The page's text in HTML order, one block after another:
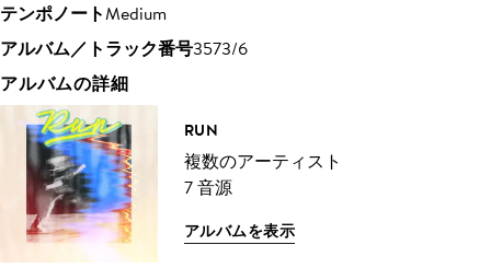
テンポノートMedium
アルバム／トラック番号3573/6
アルバムの詳細
RUN
複数のアーティスト
7 音源
アルバムを表示